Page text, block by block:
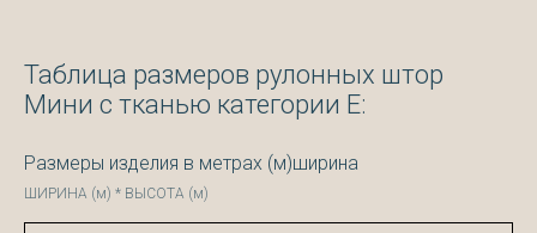
Таблица размеров рулонных штор
Мини с тканью категории Е:
Размеры изделия в метрах (м)ширина
ШИРИНА (м) * ВЫСОТА (м)